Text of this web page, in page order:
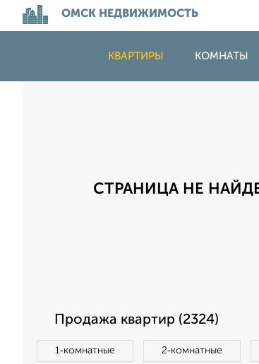
ОМСК НЕДВИЖИМОСТЬ
КВАРТИРЫ КОМНАТЫ
СТРАНИЦА НЕ
Продажа квартир (2324)
1‑комнатные 2‑комнатные